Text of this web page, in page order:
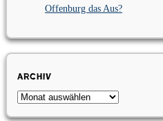
Offenburg das Aus?
Archiv
Archiv